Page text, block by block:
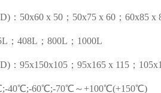
：50x60 x 50；50x75 x 60；60x85 x
；408L；800L；1000L
：95x150x105；95x165 x 115；
40℃;-60℃;-70℃～+100℃(+150℃)